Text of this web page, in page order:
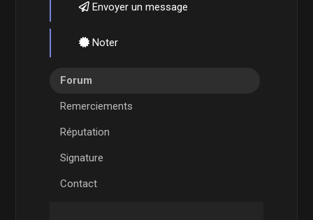
Envoyer un message
Noter
Forum
Remerciements
Réputation
Signature
Contact